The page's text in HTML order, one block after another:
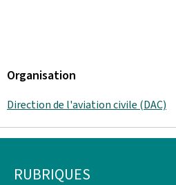
Organisation
Direction de l'aviation civile (DAC)
RUBRIQUES